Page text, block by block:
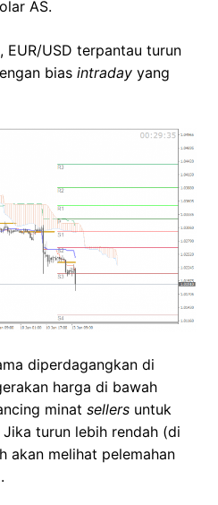
AS.
EUR/USD terpantau turun
bias intraday yang
diperdagangkan di
harga di bawah
minat sellers untuk
turun lebih rendah (di
akan melihat pelemahan